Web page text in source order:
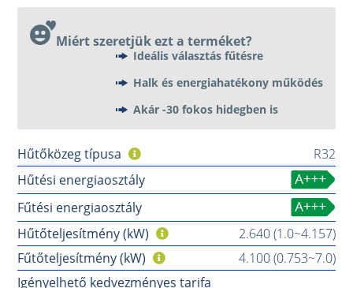
Miért szeretjük ezt a terméket?
Ideális választás fűtésre
Halk és energiahatékony működés
Akár -30 fokos hidegben is
Hűtőközeg típusa
R32
Hűtési energiaosztály
Fűtési energiaosztály
Igényelhető kedvezményes tarifa
Hűtőteljesítmény (kW)
2.640 (1.0~4.157)
Fűtőteljesítmény (kW)
4.100 (0.753~7.0)